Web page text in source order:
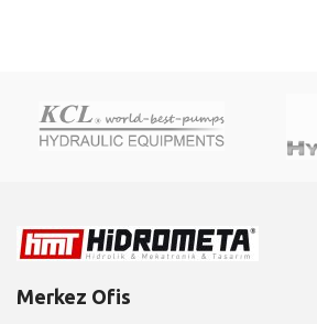
Merkez Ofis